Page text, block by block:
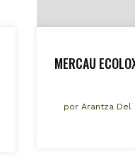
MERCAU
por Arantza Del